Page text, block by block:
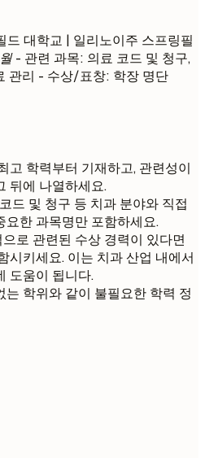
드 대학교 | 일리노이주 스프링필
- 관련 과목: 의료 코드 및 청구,
관리 - 수상/표창: 학장 명단
고 학력부터 기재하고, 관련성이
뒤에 나열하세요.
드 및 청구 등 치과 분야와 직접
요한 과목명만 포함하세요.
로 관련된 수상 경력이 있다면
시키세요. 이는 치과 산업 내에서
도움이 됩니다.
는 학위와 같이 불필요한 학력 정